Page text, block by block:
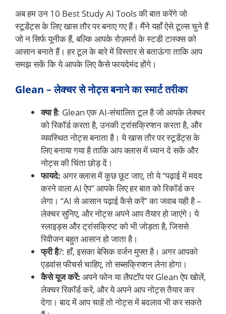
अब हम उन 10 Best Study AI Tools की बात करेंगे जो
स्टूडेंट्स के लिए खास तौर पर बनाए गए हैं। मैंने यहाँ ऐसे टूल्स चुने हैं
जो न सिर्फ यूनीक हैं, बल्कि आपके रोज़मर्रा के स्टडी टास्क्स को
आसान बनाते हैं। हर टूल के बारे में विस्तार से बताऊंगा ताकि आप
समझ सकें कि ये आपके लिए कैसे फायदेमंद होंगे।
Glean – लेक्चर से नोट्स बनाने का स्मार्ट तरीका
क्या है: Glean एक AI-संचालित टूल है जो आपके लेक्चर
को रिकॉर्ड करता है, उनकी ट्रांसक्रिप्शन करता है, और
व्यवस्थित नोट्स बनाता है। ये खास तौर पर स्टूडेंट्स के
लिए बनाया गया है ताकि आप क्लास में ध्यान दे सकें और
नोट्स की चिंता छोड़ दें।
फायदे: अगर क्लास में कुछ छूट जाए, तो ये “पढ़ाई में मदद
करने वाला AI ऐप” आपके लिए हर बात को रिकॉर्ड कर
लेगा। “AI से आसान पढ़ाई कैसे करें” का जवाब यही है –
लेक्चर सुनिए, और नोट्स अपने आप तैयार हो जाएंगे। ये
स्लाइड्स और ट्रांसक्रिप्ट को भी जोड़ता है, जिससे
रिवीजन बहुत आसान हो जाता है।
फ्री है?: हाँ, इसका बेसिक वर्जन मुफ्त है। अगर आपको
एडवांस फीचर्स चाहिए, तो सब्सक्रिप्शन लेना होगा।
कैसे यूज करें: अपने फोन या लैपटॉप पर Glean ऐप खोलें,
लेक्चर रिकॉर्ड करें, और ये अपने आप नोट्स तैयार कर
देगा। बाद में आप चाहें तो नोट्स में बदलाव भी कर सकते